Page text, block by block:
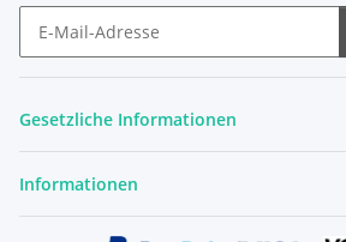
Gesetzliche Informationen
Informationen